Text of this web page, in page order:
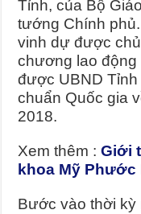
Tỉnh, của Bộ
tướng Chính
vinh dự được
chương lao động
được UBND
chuẩn Quốc gia
2018.
Xem thêm :Giới
khoa Mỹ
Bước vào thời kỳ